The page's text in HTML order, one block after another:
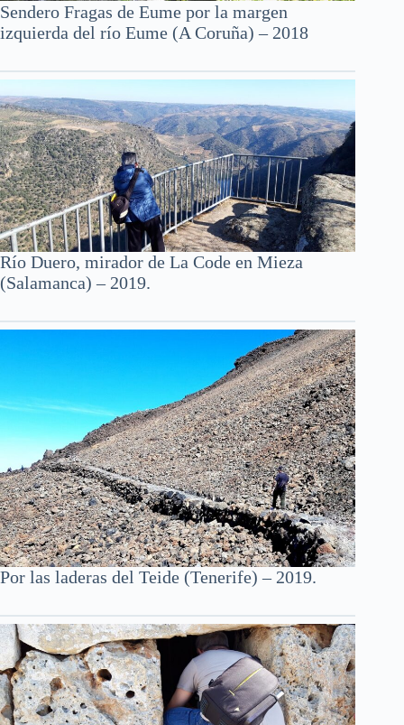
Sendero Fragas de Eume por la margen
izquierda del río Eume (A Coruña) – 2018
Río Duero, mirador de La Code en Mieza
(Salamanca) – 2019.
Por las laderas del Teide (Tenerife) – 2019.